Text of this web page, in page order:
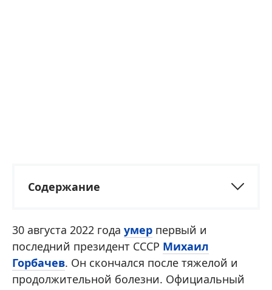
Содержание
30 августа 2022 года умер первый и
последний президент СССР Михаил
Горбачев. Он скончался после тяжелой и
продолжительной болезни. Официальный